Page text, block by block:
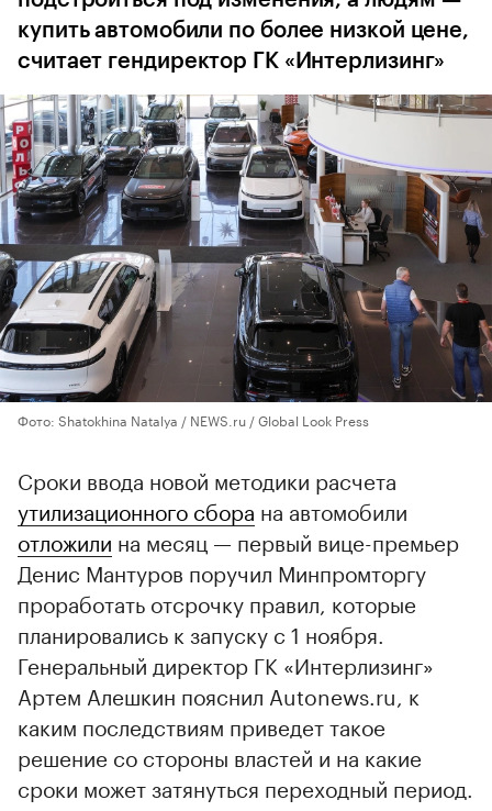
купить автомобили по более низкой цене,
считает гендиректор ГК «Интерлизинг»
Фото: Shatokhina Natalya / NEWS.ru / Global Look Press
Сроки ввода новой методики расчета
утилизационного сбора на автомобили
отложили на месяц — первый вице-премьер
Денис Мантуров поручил Минпромторгу
проработать отсрочку правил, которые
планировались к запуску с 1 ноября.
Генеральный директор ГК «Интерлизинг»
Артем Алешкин пояснил Autonews.ru, к
каким последствиям приведет такое
решение со стороны властей и на какие
сроки может затянуться переходный период.